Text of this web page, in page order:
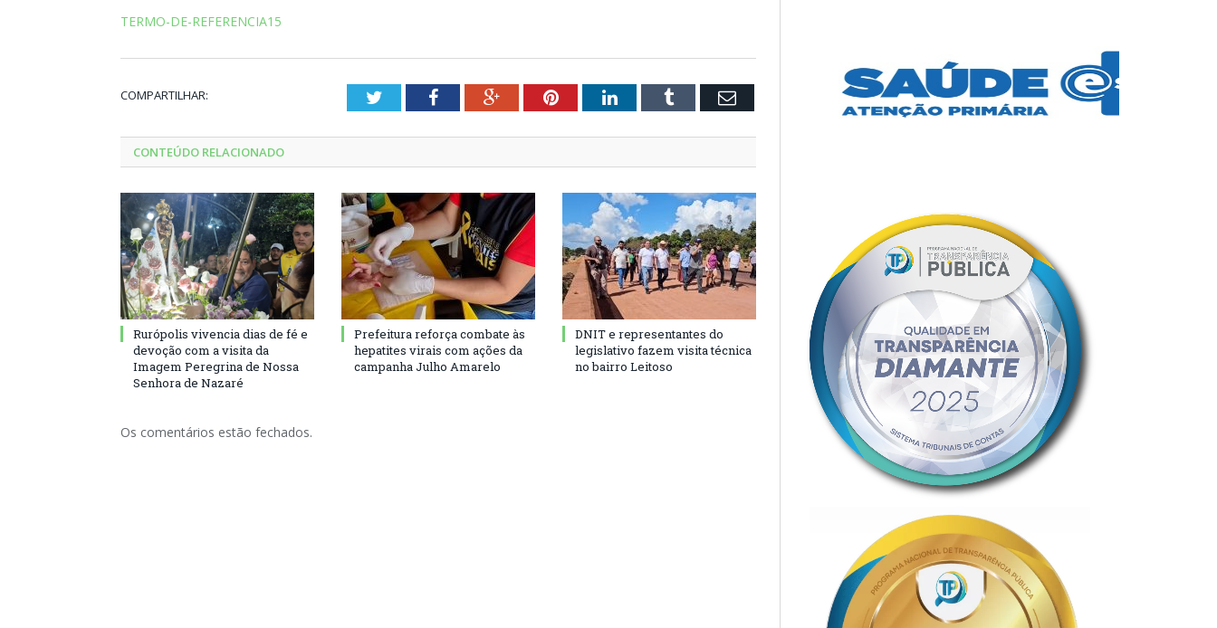
TERMO-DE-REFERENCIA15
COMPARTILHAR: TwitterFacebookGoogle+PinterestLinkedInTumblr Email
CONTEÚDO RELACIONADO
Rurópolis vivencia dias de fé e
devoção com a visita da
Imagem Peregrina de Nossa
Senhora de Nazaré
Prefeitura reforça combate às
hepatites virais com ações da
campanha Julho Amarelo
DNIT e representantes do
legislativo fazem visita técnica
no bairro Leitoso
Os comentários estão fechados.